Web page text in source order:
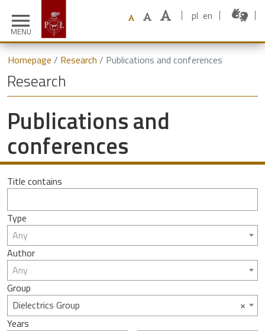
menu
MENU
pl en
Homepage Research Publications and conferences
Research
Publications and
conferences
Title contains
Type
Any
Author
Any
Group
×
Dielectrics Group
Years